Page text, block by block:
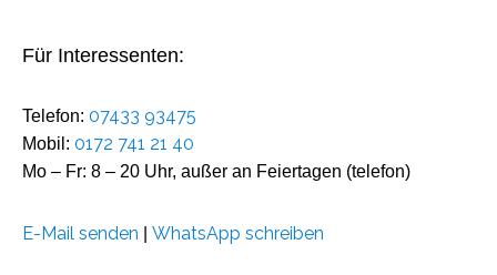
Für Interessenten:
Telefon: 07433 93475
Mobil: 0172 741 21 40
Mo – Fr: 8 – 20 Uhr, außer an Feiertagen (telefon)
E-Mail senden WhatsApp schreiben